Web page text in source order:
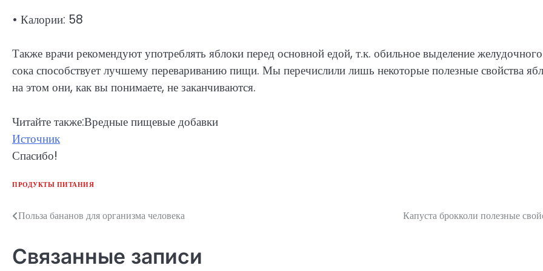
• Калории: 58
Также врачи рекомендуют употреблять яблоки перед основной едой, т.к. обильное выделение желудочного
сока способствует лучшему перевариванию пищи. Мы перечислили лишь некоторые полезные свойства
на этом они, как вы понимаете, не заканчиваются.
Читайте также:Вредные пищевые добавки
Источник
Спасибо!
ПРОДУКТЫ ПИТАНИЯ
Навигация
записям
Польза бананов для организма человека Капуста брокколи полезные
Связанные записи